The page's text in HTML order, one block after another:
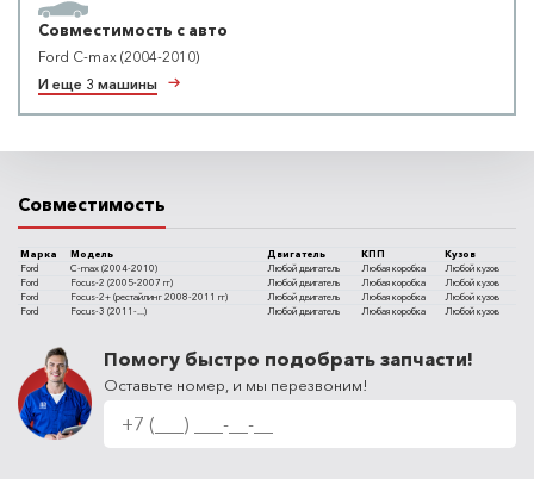
Совместимость с авто
Ford C-max (2004-2010)
И еще 3 машины
Совместимость
Марка Модель Двигатель КПП
Кузов
Ford
C-max (2004-2010) Любой двигатель Любая коробка
Любой кузов
Ford
Focus-2 (2005-2007 гг) Любой двигатель Любая коробка
Любой кузов
Ford
Focus-2+ (рестайлинг 2008-2011 гг) Любой двигатель Любая коробка
Любой кузов
Ford
Focus-3 (2011-...) Любой двигатель Любая коробка Любой кузов
Помогу быстро подобрать запчасти!
Оставьте номер, и мы перезвоним!